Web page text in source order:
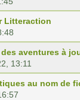
Litteraction
aventures à
13:11
au nom de